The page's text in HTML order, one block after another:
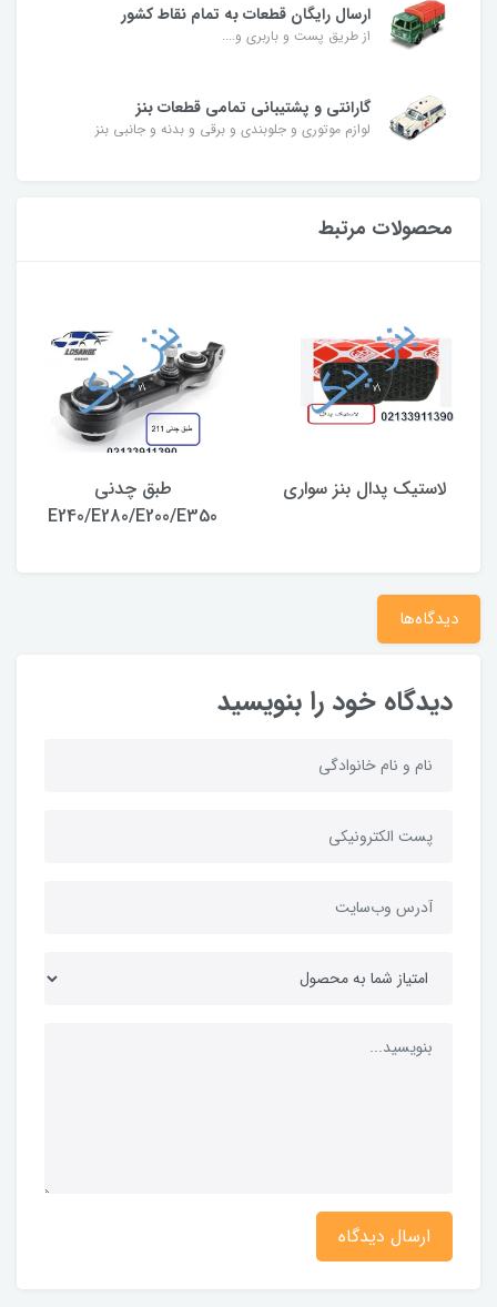
ارسال رایگان قطعات به تمام نقاط کشور
از طریق پست و باربری و....
گارانتی و پشتیبانی تمامی قطعات بنز
لوازم موتوری و جلوبندی و برقی و بدنه و جانبی بنز
محصولات مرتبط
لاستیک پدال بنز سواری
طبق چدنی
E240/E280/E200/E350
دیدگاه‌ها
دیدگاه خود را بنویسید
ارسال دیدگاه